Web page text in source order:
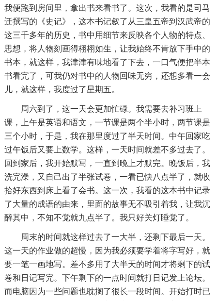
我便跑到房间里，拿出书来看书了。这次，我看的是司马
迁撰写的《史记》，这本书记叙了从三皇五帝到汉武帝的
这三千多年的历史，书中用细节来反映各个人物的特点、
思想，将人物刻画得栩栩如生，让我始终不肯放下手中的
书本，就这样，我津津有味地看了下去，一口气便把半本
书看完了，可我仍对书中的人物回味无穷，还想多看一会
儿，就这样，我度过了星期五。
周六到了，这一天会更加忙碌。我需要去补习班上
课，上午是英语和语文，一节课是两个半小时，两节课是
三个小时，于是，我在那里度过了半天时间。中午回家吃
过午饭后又要上数学。这样，一天时间就差不多过去了。
回到家后，我开始默写，一直到晚上才默完。晚饭后，我
洗完澡，又自己出了半张试卷，一看已快八点半了，就收
拾好东西到床上看了会书。这一次，我看的这本书中记录
了大量的成语的由来，里面的故事无不吸引着我，让我沉
醉其中，不知不觉就九点半了。我只好关灯睡觉了。
周末的时间就这样过去了一大半，还剩下最后一天。
这一天的作业做的超慢，因为我必须要学着将字写好，就
要一笔一画地写。差不多用了大半天的时间才将剩下的试
卷和日记写完。下午剩下的一点时间就打日记发上论坛。
而电脑因为一些问题也耽搁了很长一段时间。开始打时已